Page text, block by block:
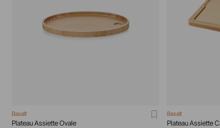
Basalt
Plateau Assiette Ovale
Basalt
Plateau Assiette